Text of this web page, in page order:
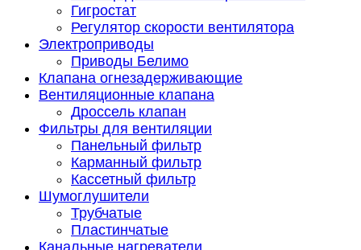
Гигростат
Регулятор скорости вентилятора
Электроприводы
Приводы Белимо
Клапана огнезадерживающие
Вентиляционные клапана
Дроссель клапан
Фильтры для вентиляции
Панельный фильтр
Карманный фильтр
Кассетный фильтр
Шумоглушители
Трубчатые
Пластинчатые
Канальные нагреватели